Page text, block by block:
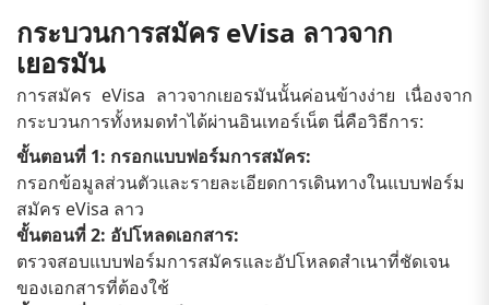
กระบวนการสมัคร eVisa ลาวจาก
เยอรมัน
การสมัคร eVisa ลาวจากเยอรมันนั้นค่อนข้างง่าย เนื่องจาก
กระบวนการทั้งหมดทำได้ผ่านอินเทอร์เน็ต นี่คือวิธีการ:
ขั้นตอนที่ 1: กรอกแบบฟอร์มการสมัคร:
กรอกข้อมูลส่วนตัวและรายละเอียดการเดินทางในแบบฟอร์ม
สมัคร eVisa ลาว
ขั้นตอนที่ 2: อัปโหลดเอกสาร:
ตรวจสอบแบบฟอร์มการสมัครและอัปโหลดสำเนาที่ชัดเจน
ของเอกสารที่ต้องใช้